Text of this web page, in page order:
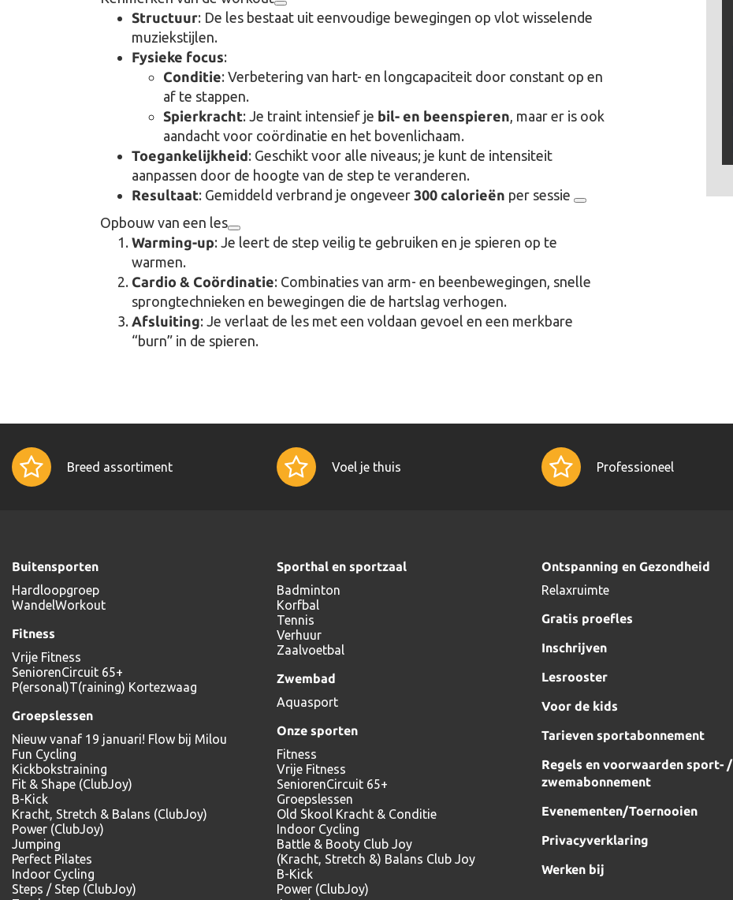
Structuur: De les bestaat uit eenvoudige bewegingen op vlot wisselende
muziekstijlen.
Fysieke focus:
Conditie: Verbetering van hart- en longcapaciteit door constant op en
af te stappen.
Spierkracht: Je traint intensief je bil- en beenspieren, maar er is ook
aandacht voor coördinatie en het bovenlichaam.
Toegankelijkheid: Geschikt voor alle niveaus; je kunt de intensiteit
aanpassen door de hoogte van de step te veranderen.
Resultaat: Gemiddeld verbrand je ongeveer 300 calorieën per sessie
Opbouw van een les
Warming-up: Je leert de step veilig te gebruiken en je spieren op te
warmen.
Cardio & Coördinatie: Combinaties van arm- en beenbewegingen, snelle
sprongtechnieken en bewegingen die de hartslag verhogen.
Afsluiting: Je verlaat de les met een voldaan gevoel en een merkbare
“burn” in de spieren.
Breed assortiment Voel je thuis Professioneel
Buitensporten
Hardloopgroep
WandelWorkout
Fitness
Vrije Fitness
SeniorenCircuit 65+
P(ersonal)T(raining) Kortezwaag
Groepslessen
Nieuw vanaf 19 januari! Flow bij Milou
Fun Cycling
Kickbokstraining
Fit & Shape (ClubJoy)
B-Kick
Kracht, Stretch & Balans (ClubJoy)
Power (ClubJoy)
Jumping
Perfect Pilates
Indoor Cycling
Steps / Step (ClubJoy)
Sporthal en sportzaal
Badminton
Korfbal
Tennis
Verhuur
Zaalvoetbal
Zwembad
Aquasport
Onze sporten
Fitness
Vrije Fitness
SeniorenCircuit 65+
Groepslessen
Old Skool Kracht & Conditie
Indoor Cycling
Battle & Booty Club Joy
(Kracht, Stretch &) Balans Club Joy
B-Kick
Power (ClubJoy)
Ontspanning en Gezondheid
Relaxruimte
Gratis proefles
Inschrijven
Lesrooster
Voor de kids
Tarieven sportabonnement
Regels en voorwaarden sport- /
zwemabonnement
Evenementen/Toernooien
Privacyverklaring
Werken bij